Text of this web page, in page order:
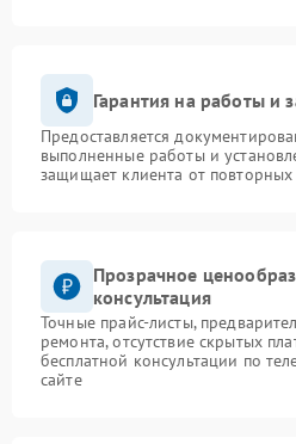
Гарантия на работы и
Предоставляется
выполненные работы и
защищает клиента от повторных
Прозрачное
консультация
Точные прайс-листы,
ремонта, отсутствие скрытых
бесплатной консультации по
сайте